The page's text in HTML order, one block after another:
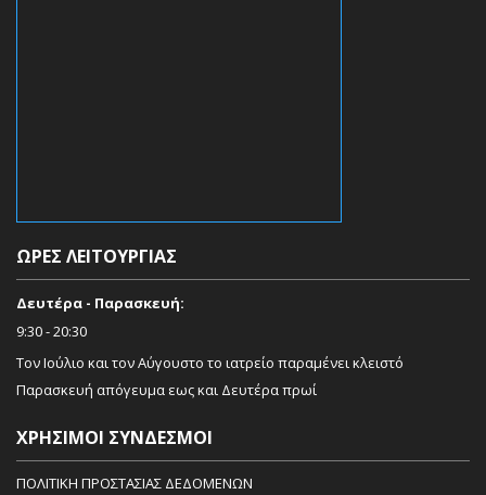
ΏΡΕΣ ΛΕΙΤΟΥΡΓΊΑΣ
Δευτέρα - Παρασκευή:
9:30 - 20:30
Τον Ιούλιο και τον Αύγουστο το ιατρείο παραμένει κλειστό
Παρασκευή απόγευμα εως και Δευτέρα πρωί
ΧΡΉΣΙΜΟΙ ΣΎΝΔΕΣΜΟΙ
ΠΟΛΙΤΙΚΗ ΠΡΟΣΤΑΣΙΑΣ ΔΕΔΟΜΕΝΩΝ